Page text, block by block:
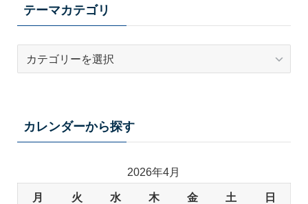
テーマカテゴリ
カレンダーから探す
2026年4月
月 火 水 木 金 土 日